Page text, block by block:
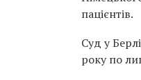
пацієнтів.
Суд у
року по